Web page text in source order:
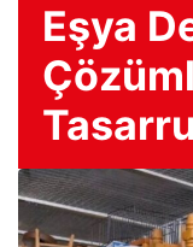
Eşya